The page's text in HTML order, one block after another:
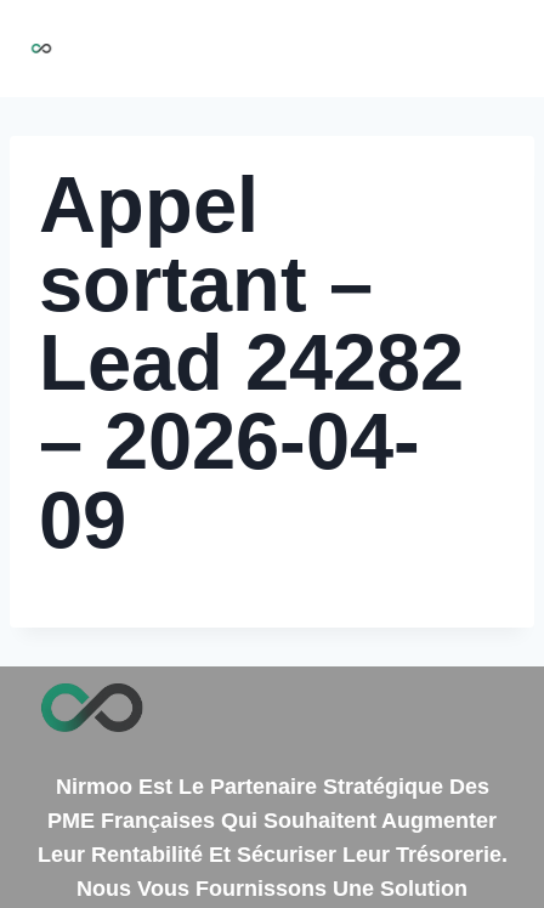
Appel
sortant –
Lead 24282
– 2026-04-
09
Nirmoo Est Le Partenaire Stratégique Des
PME Françaises Qui Souhaitent Augmenter
Leur Rentabilité Et Sécuriser Leur Trésorerie.
Nous Vous Fournissons Une Solution